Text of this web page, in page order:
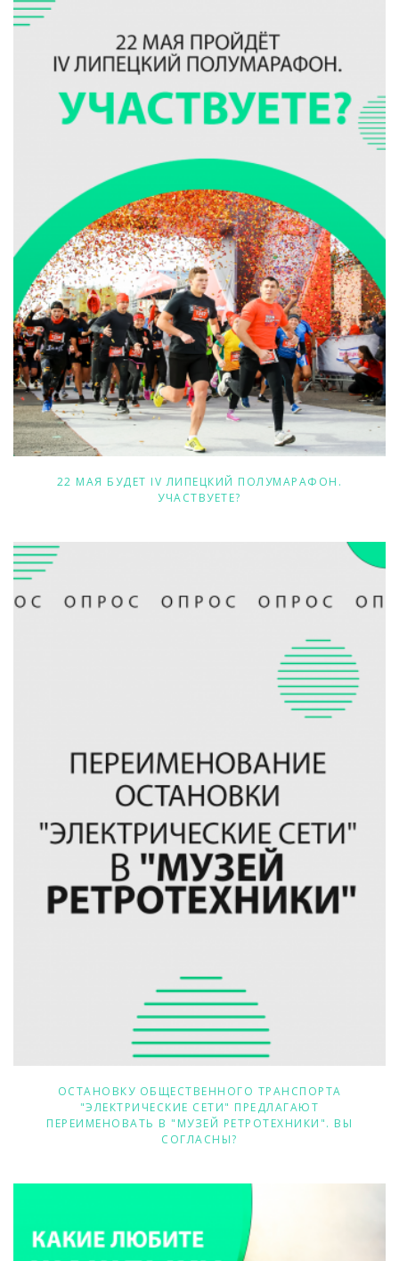
22 МАЯ БУДЕТ IV ЛИПЕЦКИЙ ПОЛУМАРАФОН.
УЧАСТВУЕТЕ?
ОСТАНОВКУ ОБЩЕСТВЕННОГО ТРАНСПОРТА
"ЭЛЕКТРИЧЕСКИЕ СЕТИ" ПРЕДЛАГАЮТ
ПЕРЕИМЕНОВАТЬ В "МУЗЕЙ РЕТРОТЕХНИКИ". ВЫ
СОГЛАСНЫ?